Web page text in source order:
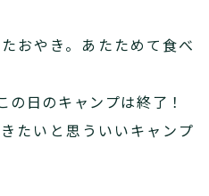
おやき。あたためて食べ
の日のキャンプは終了！
たいと思ういいキャンプ